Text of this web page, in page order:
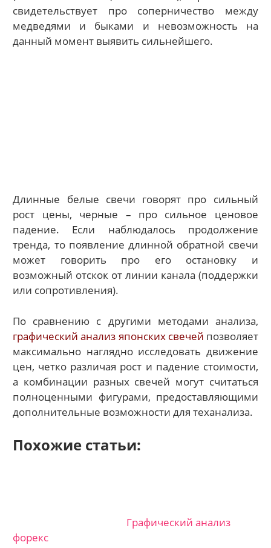
свидетельствует про соперничество между
медведями и быками и невозможность на
данный момент выявить сильнейшего.
Длинные белые свечи говорят про сильный
рост цены, черные – про сильное ценовое
падение. Если наблюдалось продолжение
тренда, то появление длинной обратной свечи
может говорить про его остановку и
возможный отскок от линии канала (поддержки
или сопротивления).
По сравнению с другими методами анализа,
графический анализ японских свечей позволяет
максимально наглядно исследовать движение
цен, четко различая рост и падение стоимости,
а комбинации разных свечей могут считаться
полноценными фигурами, предоставляющими
дополнительные возможности для теханализа.
Похожие статьи:
Графический анализ
форекс